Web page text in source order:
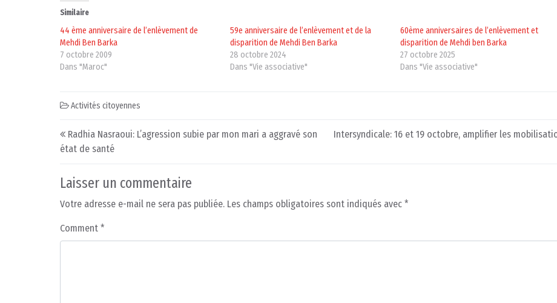
Similaire
44 ème anniversaire de l’enlèvement de
Mehdi Ben Barka
7 octobre 2009
Dans "Maroc"
59e anniversaire de l’enlèvement et de la
disparition de Mehdi Ben Barka
28 octobre 2024
Dans "Vie associative"
60ème anniversaires de l’enlèvement et
disparition de Mehdi ben Barka
27 octobre 2025
Dans "Vie associative"
Activités citoyennes
Post navigation
Radhia Nasraoui: L’agression subie par mon mari a aggravé son
état de santé
Intersyndicale: 16 et 19 octobre, amplifier les
Laisser un commentaire
Votre adresse e-mail ne sera pas publiée. Les champs obligatoires sont indiqués avec *
Comment *